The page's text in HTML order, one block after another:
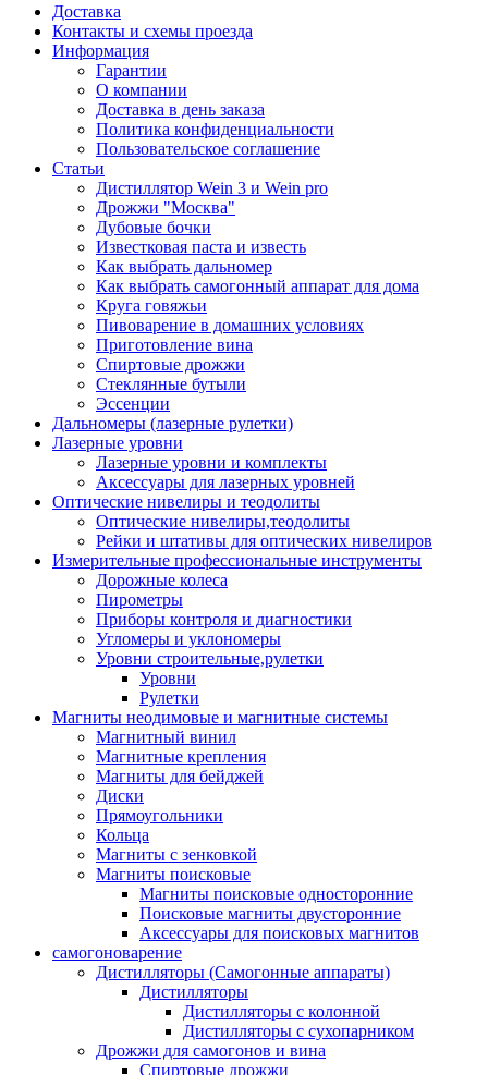
Доставка
Контакты и схемы проезда
Информация
Гарантии
О компании
Доставка в день заказа
Политика конфиденциальности
Пользовательское соглашение
Статьи
Дистиллятор Wein 3 и Wein pro
Дрожжи "Москва"
Дубовые бочки
Известковая паста и известь
Как выбрать дальномер
Как выбрать самогонный аппарат для дома
Круга говяжьи
Пивоварение в домашних условиях
Приготовление вина
Спиртовые дрожжи
Стеклянные бутыли
Эссенции
Дальномеры (лазерные рулетки)
Лазерные уровни
Лазерные уровни и комплекты
Аксессуары для лазерных уровней
Оптические нивелиры и теодолиты
Оптические нивелиры,теодолиты
Рейки и штативы для оптических нивелиров
Измерительные профессиональные инструменты
Дорожные колеса
Пирометры
Приборы контроля и диагностики
Угломеры и уклономеры
Уровни строительные,рулетки
Уровни
Рулетки
Магниты неодимовые и магнитные системы
Магнитный винил
Магнитные крепления
Магниты для бейджей
Диски
Прямоугольники
Кольца
Магниты с зенковкой
Магниты поисковые
Магниты поисковые односторонние
Поисковые магниты двусторонние
Аксессуары для поисковых магнитов
самогоноварение
Дистилляторы (Самогонные аппараты)
Дистилляторы
Дистилляторы с колонной
Дистилляторы с сухопарником
Дрожжи для самогонов и вина
Спиртовые дрожжи